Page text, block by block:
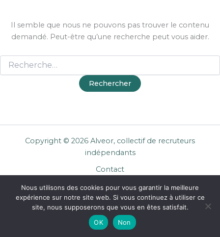
Il semble que nous ne pouvons pas trouver le contenu
demandé. Peut-être qu’une recherche peut vous aider.
Copyright © 2026 Alveor, collectif de recruteurs
indépendants
Contact
Mentions légales
Confidentialité
CGU Entreprises
Nous utilisons des cookies pour vous garantir la meilleure
expérience sur notre site web. Si vous continuez à utiliser ce
site, nous supposerons que vous en êtes satisfait.
OK
Non